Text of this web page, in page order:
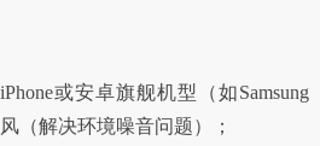
或安卓旗舰机型（如Samsung
（解决环境噪音问题）；